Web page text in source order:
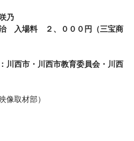
乃
入場料 ２、０００円（三宝商
西市・川西市教育委員会・川西
像取材部）